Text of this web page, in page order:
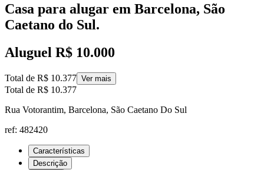
Casa para alugar em Barcelona, São
Caetano do Sul.
Aluguel R$ 10.000
Total de R$ 10.377 Ver mais
Total de R$ 10.377
Rua Votorantim, Barcelona, São Caetano Do Sul
ref: 482420
Características
Descrição